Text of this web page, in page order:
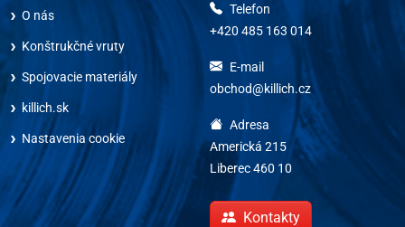
O nás
Konštrukčné vruty
Spojovacie materiály
killich.sk
Nastavenia cookie
Telefon
+420 485 163 014
E-mail
obchod@killich.cz
Adresa
Americká 215
Liberec 460 10
Kontakty